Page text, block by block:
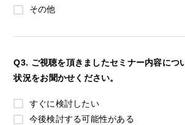
その他
Q3. ご視聴を頂きましたセミナー内容につ
状況をお聞かせください。
すぐに検討したい
今後検討する可能性がある